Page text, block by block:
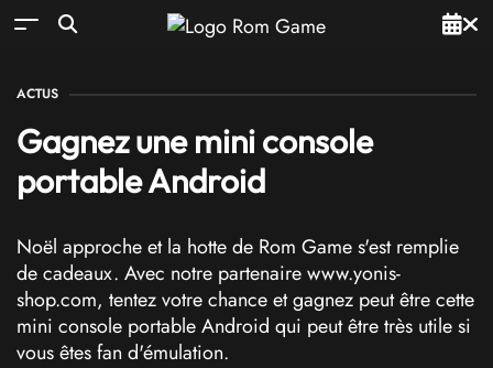
ACTUS
Gagnez une mini console
portable Android
Noël approche et la hotte de Rom Game s'est remplie
de cadeaux. Avec notre partenaire www.yonis-
shop.com, tentez votre chance et gagnez peut être cette
mini console portable Android qui peut être très utile si
vous êtes fan d'émulation.